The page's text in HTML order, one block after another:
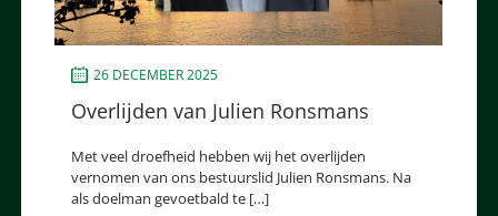
26 DECEMBER 2025
Overlijden van Julien Ronsmans
Met veel droefheid hebben wij het overlijden
vernomen van ons bestuurslid Julien Ronsmans. Na
als doelman gevoetbald te […]